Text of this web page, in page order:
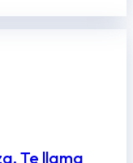
Te llama